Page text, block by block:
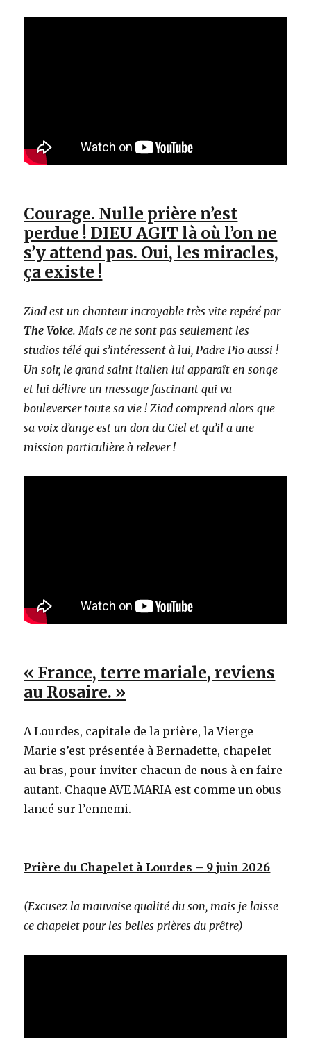
Courage. Nulle prière n’est
perdue ! DIEU AGIT là où l’on ne
s’y attend pas. Oui, les miracles,
ça existe !
Ziad est un chanteur incroyable très vite repéré par
The Voice. Mais ce ne sont pas seulement les
studios télé qui s’intéressent à lui, Padre Pio aussi !
Un soir, le grand saint italien lui apparaît en songe
et lui délivre un message fascinant qui va
bouleverser toute sa vie ! Ziad comprend alors que
sa voix d’ange est un don du Ciel et qu’il a une
mission particulière à relever !
« France, terre mariale, reviens
au Rosaire. »
A Lourdes, capitale de la prière, la Vierge
Marie s’est présentée à Bernadette, chapelet
au bras, pour inviter chacun de nous à en faire
autant. Chaque AVE MARIA est comme un obus
lancé sur l’ennemi.
Prière du Chapelet à Lourdes – 9 juin 2026
(Excusez la mauvaise qualité du son, mais je laisse
ce chapelet pour les belles prières du prêtre)